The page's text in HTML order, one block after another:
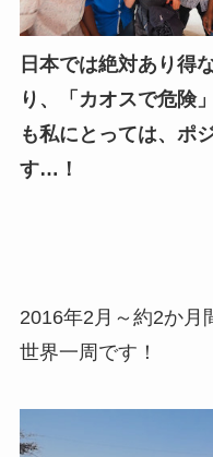
日本では絶対あり得
り、「カオスで危険
も私にとっては、ポ
す…！
2016年2月～約2か月
世界一周です！